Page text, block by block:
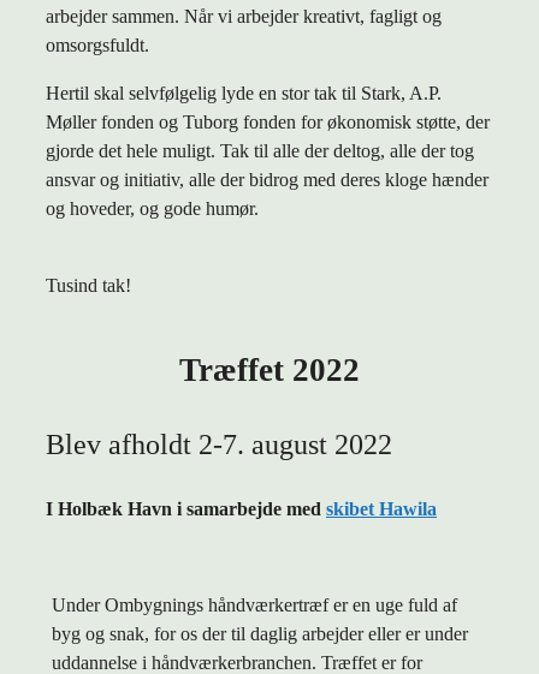
arbejder sammen. Når vi arbejder kreativt, fagligt og
omsorgsfuldt.
Hertil skal selvfølgelig lyde en stor tak til Stark, A.P.
Møller fonden og Tuborg fonden for økonomisk støtte, der
gjorde det hele muligt. Tak til alle der deltog, alle der tog
ansvar og initiativ, alle der bidrog med deres kloge hænder
og hoveder, og gode humør.
Tusind tak!
Træffet 2022
Blev afholdt 2-7. august 2022
I Holbæk Havn i samarbejde med skibet Hawila
Under Ombygnings håndværkertræf er en uge fuld af
byg og snak, for os der til daglig arbejder eller er under
uddannelse i håndværkerbranchen. Træffet er for